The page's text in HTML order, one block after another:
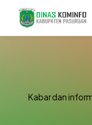
Kabar dan